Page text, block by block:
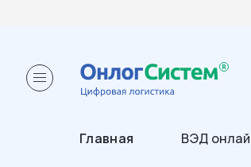
Главная ВЭД